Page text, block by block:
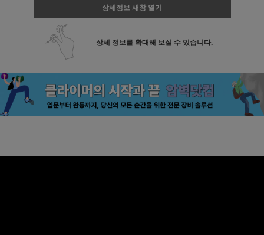
상세정보 새창 열기
상세 정보를 확대해 보실 수 있습니다.